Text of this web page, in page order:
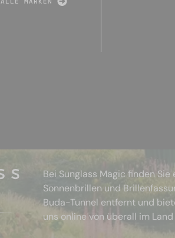
Bei Sunglass Magic finden
Sonnenbrillen und
Buda-Tunnel entfernt und
uns online von überall im